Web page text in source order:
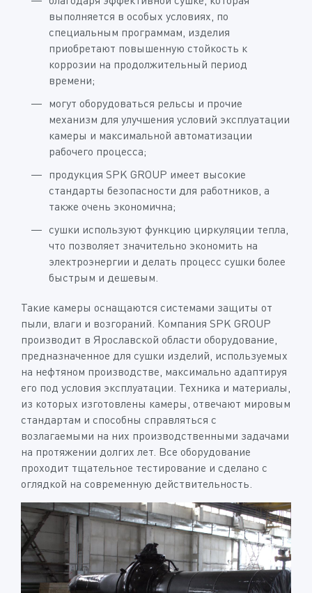
выполняется в особых условиях, по
специальным программам, изделия
приобретают повышенную стойкость к
коррозии на продолжительный период
времени;
могут оборудоваться рельсы и прочие
механизм для улучшения условий эксплуатации
камеры и максимальной автоматизации
рабочего процесса;
продукция SPK GROUP имеет высокие
стандарты безопасности для работников, а
также очень экономична;
сушки используют функцию циркуляции тепла,
что позволяет значительно экономить на
электроэнергии и делать процесс сушки более
быстрым и дешевым.
Такие камеры оснащаются системами защиты от
пыли, влаги и возгораний. Компания SPK GROUP
производит в Ярославской области оборудование,
предназначенное для сушки изделий, используемых
на нефтяном производстве, максимально адаптируя
его под условия эксплуатации. Техника и материалы,
из которых изготовлены камеры, отвечают мировым
стандартам и способны справляться с
возлагаемыми на них производственными задачами
на протяжении долгих лет. Все оборудование
проходит тщательное тестирование и сделано с
оглядкой на современную действительность.